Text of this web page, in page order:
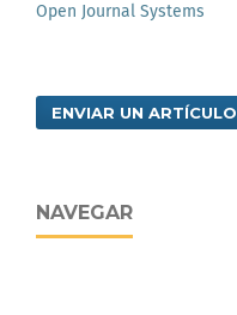
Open Journal Systems
ENVIAR UN ARTÍCULO
NAVEGAR